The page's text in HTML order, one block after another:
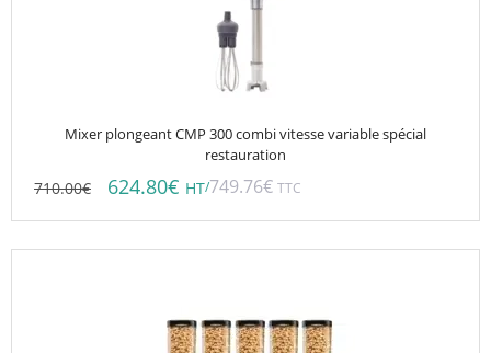
Mixer plongeant CMP 300 combi vitesse variable spécial
restauration
710.00€ 624.80€ HT/749.76€ TTC